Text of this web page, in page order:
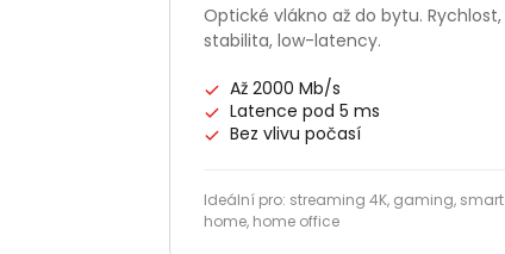
Optické vlákno až do bytu. Rychlost,
stabilita, low-latency.
Až 2000 Mb/s
Latence pod 5 ms
Bez vlivu počasí
Ideální pro: streaming 4K, gaming, smart
home, home office